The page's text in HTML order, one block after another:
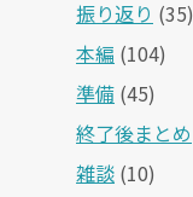
振り返り (35)
本編 (104)
準備 (45)
終了後まとめ
雑談 (10)